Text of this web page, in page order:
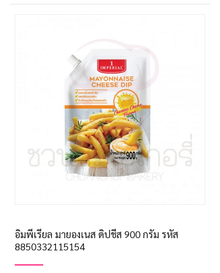
อิมพีเรียล มายองเนส ดิปชีส 900 กรัม รหัส
8850332115154